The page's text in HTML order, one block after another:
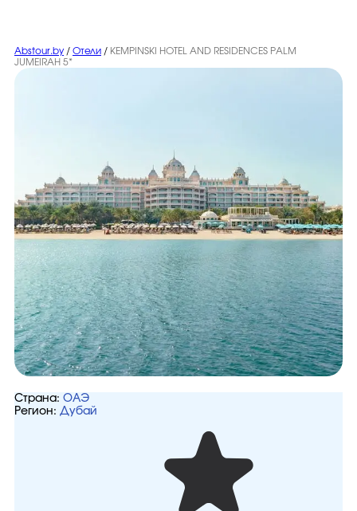
Abstour.by / Отели / KEMPINSKI HOTEL AND RESIDENCES PALM
JUMEIRAH 5*
Страна: ОАЭ
Регион: Дубай